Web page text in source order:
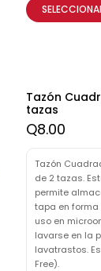
Tazón
tazas
Q8.00
Tazón
de 2 tazas.
permite
tapa en forma
uso en
lavarse en la
lavatrastos.
Free).